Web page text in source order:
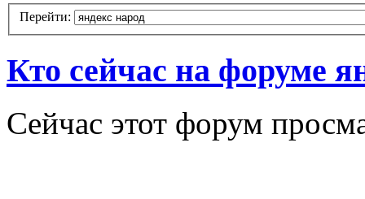
Перейти:
Кто сейчас на форуме
Сейчас этот форум